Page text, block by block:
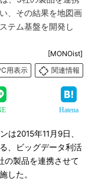
、その結果を地図画
テム基盤を開発し
[MONOist]
用表示
関連情報
Hatena
2015年11月9日、
、ビッグデータ利活
の製品を連携させて
した。